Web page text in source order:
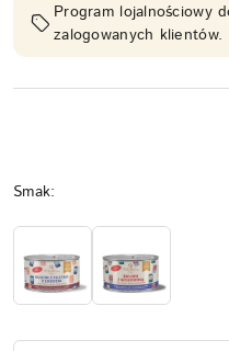
Program lojalnościowy
zalogowanych klientów.
Wariant
Smak: